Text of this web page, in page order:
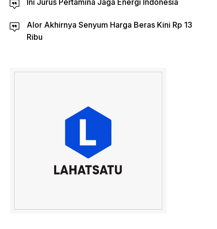
Ini Jurus Pertamina Jaga Energi Indonesia
Alor Akhirnya Senyum Harga Beras Kini Rp 13
Ribu